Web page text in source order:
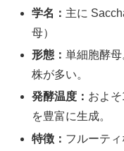
学名： 主に
母）
形態：単細胞酵母
株が多い。
発酵温度： およ
を豊富に生成。
特徴： フルーテ